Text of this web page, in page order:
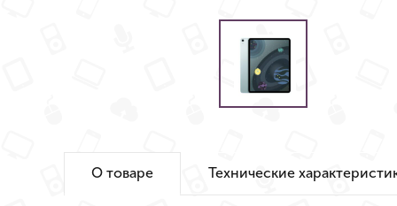
О товаре Технические